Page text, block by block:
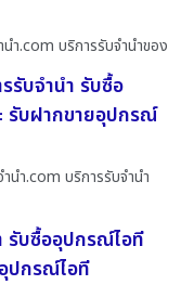
า.com บริการรับจำนำของ
รับจำนำ รับซื้อ
รับฝากขายอุปกรณ์
นํา.com บริการรับจำนำ
รับซื้ออุปกรณ์ไอที
ปกรณ์ไอที